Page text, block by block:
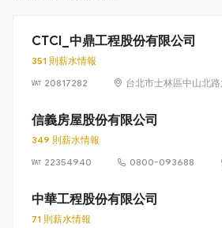
CTCI_中鼎工程股份有限公司
351 則薪水情報
20817282
台北市士林區中山北
信義房屋股份有限公司
349 則薪水情報
22354940
0800-093688
中華工程股份有限公司
71 則薪水情報